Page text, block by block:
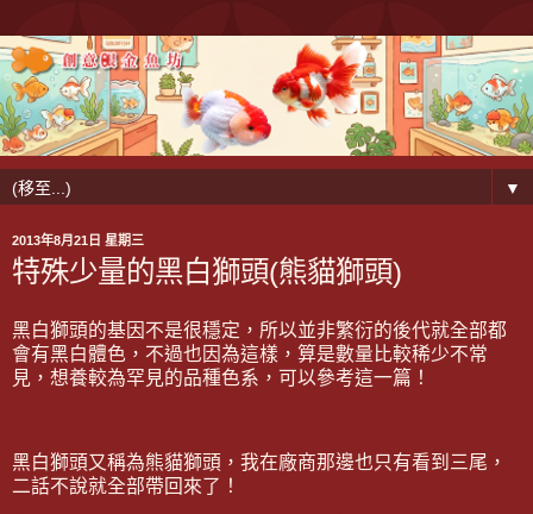
▼
2013年8月21日 星期三
特殊少量的黑白獅頭(熊貓獅頭)
黑白獅頭的基因不是很穩定，所以並非繁衍的後代就全部都
會有黑白體色，不過也因為這樣，算是數量比較稀少不常
見，想養較為罕見的品種色系，可以參考這一篇！
黑白獅頭又稱為熊貓獅頭，我在廠商那邊也只有看到三尾，
二話不說就全部帶回來了！